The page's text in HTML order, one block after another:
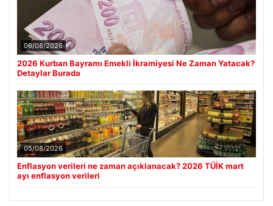
06/08/2026
2026 Kurban Bayramı Emekli İkramiyesi Ne Zaman Yatacak?
Detaylar Burada
05/08/2026
Enflasyon verileri ne zaman açıklanacak? 2026 TÜİK mart
ayı enflasyon verileri